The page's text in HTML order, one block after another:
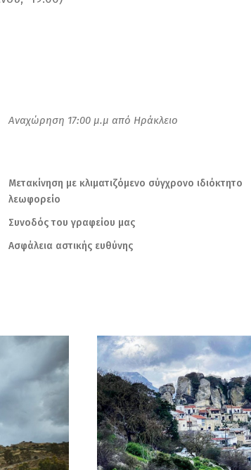
Αναχώρηση 17:00 μ.μ από Ηράκλειο
Μετακίνηση με κλιματιζόμενο σύγχρονο ιδιόκτητο
λεωφορείο
Συνοδός του γραφείου μας
Ασφάλεια αστικής ευθύνης